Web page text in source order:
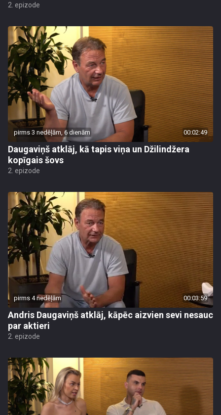
2. epizode
pirms 3 nedēļām, 6 dienām 00:02:49
Daugaviņš atklāj, kā tapis viņa un Džilindžera
kopīgais šovs
2. epizode
pirms 4 nedēļām 00:03:59
Andris Daugaviņš atklāj, kāpēc aizvien sevi nesauc
par aktieri
2. epizode